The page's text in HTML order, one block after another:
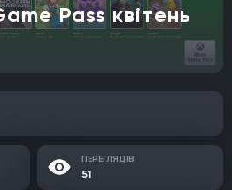
Pass квітень
ПЕРЕГЛЯДІВ
51